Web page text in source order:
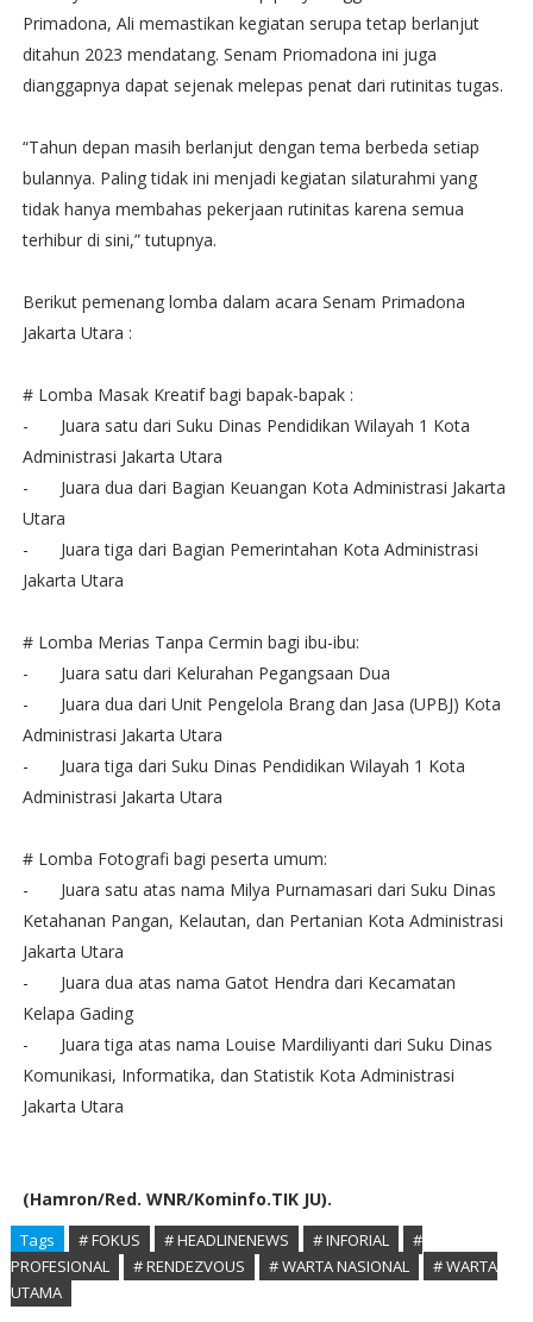
Primadona, Ali memastikan kegiatan serupa tetap berlanjut
ditahun 2023 mendatang. Senam Priomadona ini juga
dianggapnya dapat sejenak melepas penat dari rutinitas tugas.
“Tahun depan masih berlanjut dengan tema berbeda setiap
bulannya. Paling tidak ini menjadi kegiatan silaturahmi yang
tidak hanya membahas pekerjaan rutinitas karena semua
terhibur di sini,” tutupnya.
Berikut pemenang lomba dalam acara Senam Primadona
Jakarta Utara :
# Lomba Masak Kreatif bagi bapak-bapak :
-
Juara satu dari Suku Dinas Pendidikan Wilayah 1 Kota
Administrasi Jakarta Utara
-
Juara dua dari Bagian Keuangan Kota Administrasi Jakarta
Utara
-
Juara tiga dari Bagian Pemerintahan Kota Administrasi
Jakarta Utara
# Lomba Merias Tanpa Cermin bagi ibu-ibu:
-
Juara satu dari Kelurahan Pegangsaan Dua
-
Juara dua dari Unit Pengelola Brang dan Jasa (UPBJ) Kota
Administrasi Jakarta Utara
-
Juara tiga dari Suku Dinas Pendidikan Wilayah 1 Kota
Administrasi Jakarta Utara
# Lomba Fotografi bagi peserta umum:
-
Juara satu atas nama Milya Purnamasari dari Suku Dinas
Ketahanan Pangan, Kelautan, dan Pertanian Kota Administrasi
Jakarta Utara
-
Juara dua atas nama Gatot Hendra dari Kecamatan
Kelapa Gading
-
Juara tiga atas nama Louise Mardiliyanti dari Suku Dinas
Komunikasi, Informatika, dan Statistik Kota Administrasi
Jakarta Utara
(Hamron/Red. WNR/Kominfo.TIK JU).
Tags # FOKUS # HEADLINENEWS # INFORIAL
#
PROFESIONAL
# RENDEZVOUS # WARTA NASIONAL
# WARTA
UTAMA